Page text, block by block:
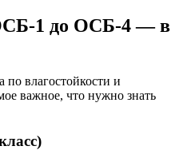
1 до ОСБ-4 — в
по влагостойкости и
важное, что нужно знать